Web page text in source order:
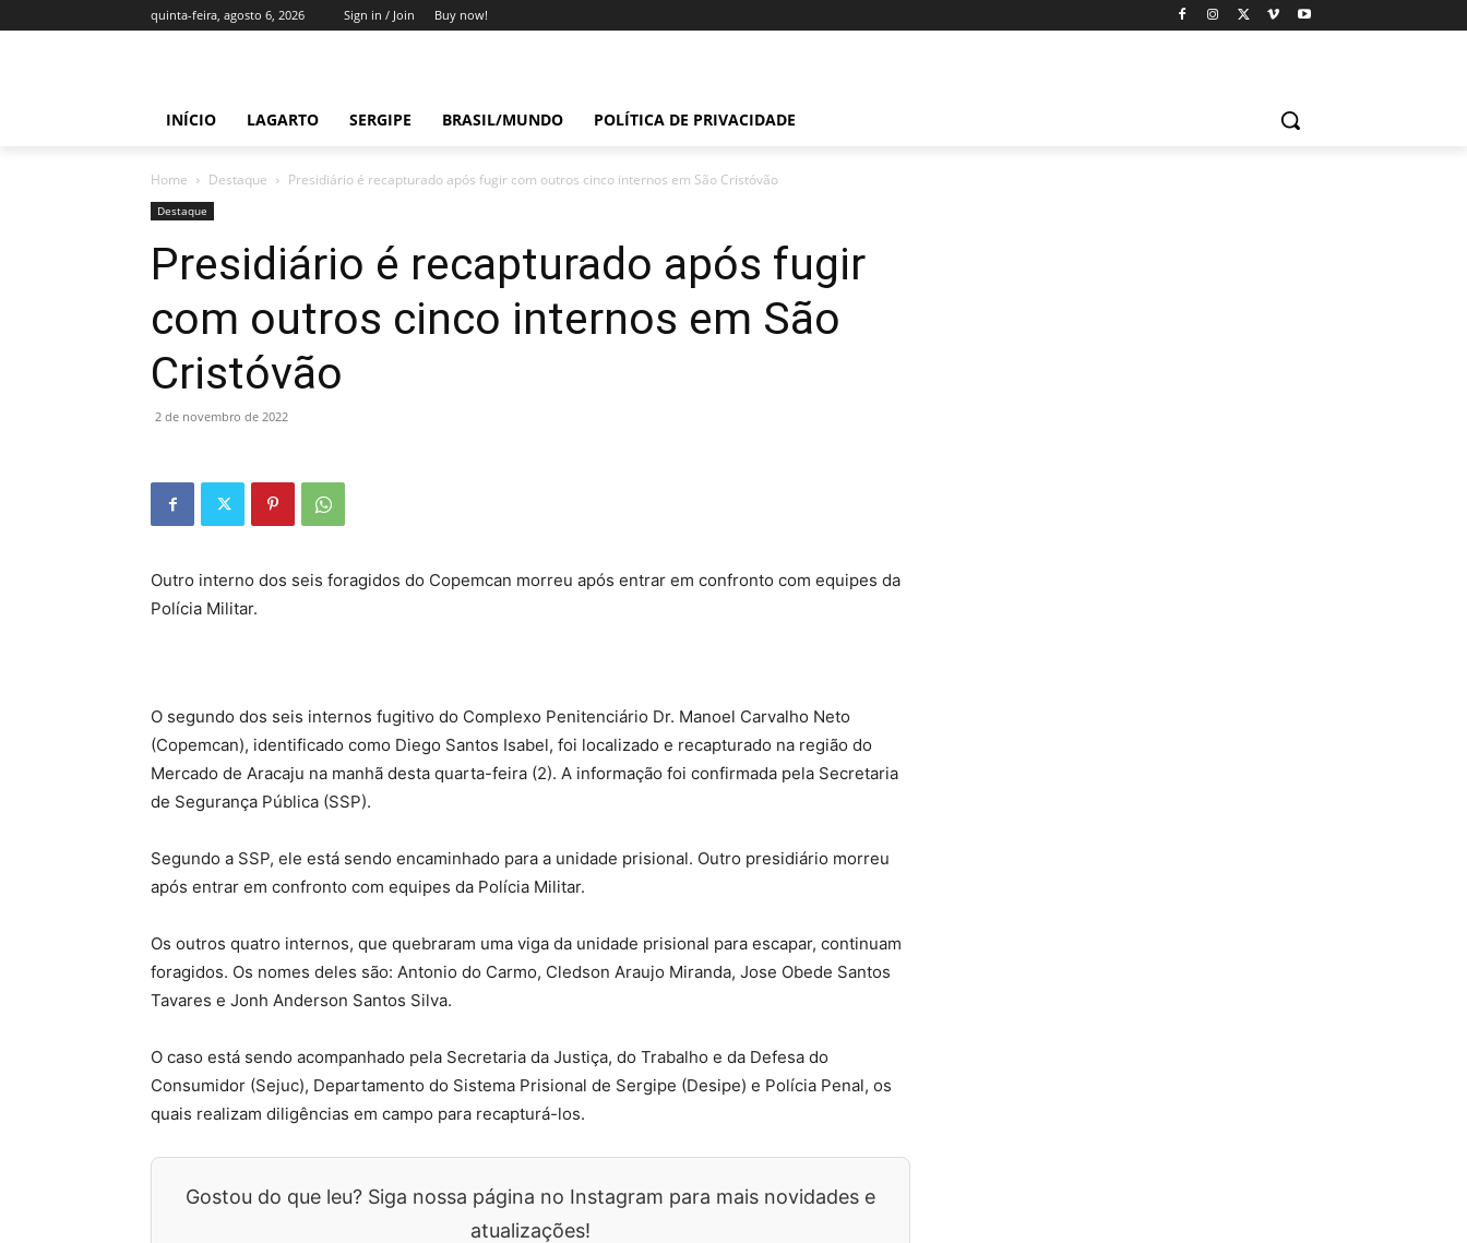
quinta-feira, agosto 6, 2026 Sign in / Join Buy now!
INÍCIO LAGARTO SERGIPE BRASIL/MUNDO POLÍTICA DE PRIVACIDADE
Home Destaque Presidiário é recapturado após fugir com outros cinco internos em São Cristóvão
Destaque
Presidiário é recapturado após fugir
com outros cinco internos em São
Cristóvão
2 de novembro de 2022
Outro interno dos seis foragidos do Copemcan morreu após entrar em confronto com equipes da
Polícia Militar.
O segundo dos seis internos fugitivo do Complexo Penitenciário Dr. Manoel Carvalho Neto
(Copemcan), identificado como Diego Santos Isabel, foi localizado e recapturado na região do
Mercado de Aracaju na manhã desta quarta-feira (2). A informação foi confirmada pela Secretaria
de Segurança Pública (SSP).
Segundo a SSP, ele está sendo encaminhado para a unidade prisional. Outro presidiário morreu
após entrar em confronto com equipes da Polícia Militar.
Os outros quatro internos, que quebraram uma viga da unidade prisional para escapar, continuam
foragidos. Os nomes deles são: Antonio do Carmo, Cledson Araujo Miranda, Jose Obede Santos
Tavares e Jonh Anderson Santos Silva.
O caso está sendo acompanhado pela Secretaria da Justiça, do Trabalho e da Defesa do
Consumidor (Sejuc), Departamento do Sistema Prisional de Sergipe (Desipe) e Polícia Penal, os
quais realizam diligências em campo para recapturá-los.
Gostou do que leu? Siga nossa página no Instagram para mais novidades e
atualizações!